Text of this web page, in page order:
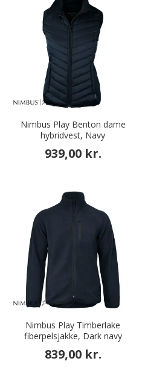
Nimbus Play Benton dame
hybridvest, Navy
939,00 kr.
Nimbus Play Timberlake
fiberpelsjakke, Dark navy
839,00 kr.